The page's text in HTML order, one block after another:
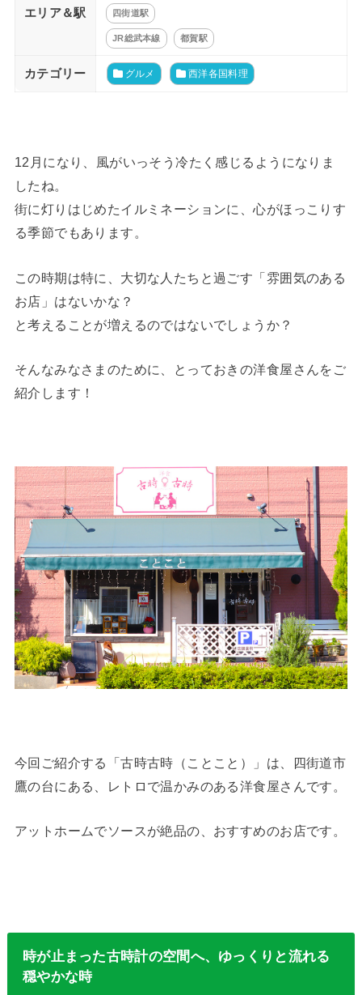
エリア＆駅 四街道駅
JR総武本線 都賀駅
カテゴリー グルメ 西洋各国料理
12月になり、風がいっそう冷たく感じるようになりま
したね。
街に灯りはじめたイルミネーションに、心がほっこりす
る季節でもあります。
この時期は特に、大切な人たちと過ごす「雰囲気のある
お店」はないかな？
と考えることが増えるのではないでしょうか？
そんなみなさまのために、とっておきの洋食屋さんをご
紹介します！
今回ご紹介する「古時古時（ことこと）」は、四街道市
鷹の台にある、レトロで温かみのある洋食屋さんです。
アットホームでソースが絶品の、おすすめのお店です。
時が止まった古時計の空間へ、ゆっくりと流れる
穏やかな時